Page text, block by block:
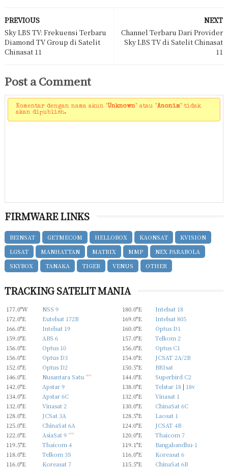
NEXT
Channel Terbaru Dari Provider
Sky LBS TV di Satelit Chinasat
11
PREVIOUS
Sky LBS TV: Frekuensi Terbaru
Diamond TV Group di Satelit
Chinasat 11
Post a Comment
Komentar dengan nama akun " Unknown" atau " Anonim" tidak
akan dipublish.
FIRMWARE LINKS
BEINSAT GETMECOM HELLOBOX KAONSAT
KVISION
LGSAT
MANHATTAN MATRIX MMP
NEX PARABOLA
SKYBOX
TANAKA TIGER VENUS OTHER
TRACKING SATELIT MANIA
177.0°W NSS 9 180.0°E
Intelsat 18
172.0°E
Eutelsat 172B 169.0°E
Intelsat 805
166.0°E
Intelsat 19 160.0°E
Optus D1
159.0°E
ABS 6 157.0°E
Telkom 2
156.0°E
Optus 10 156.0°E
Optus C1
156.0°E
Optus D3 154.0°E
JCSAT 2A/2B
152.0°E
Optus D2 150.5°E
BRIsat
146.0°E
Nusantara Satu new 144.0°E
Superbird C2
142.0°E
Apstar 9 138.0°E Telstar 18| 18v
134.0°E
Apstar 6C 132.0°E
Vinasat 1
132.0°E
Vinasat 2 130.0°E
ChinaSat 6C
128.0°E
JCSat 3A 128.5°E
Laosat 1
125.0°E
ChinaSat 6A 124.0°E
JCSAT 4B
122.0°E
AsiaSat 9 new 120.0°E
Thaicom 7
119.5°E
Thaicom 4 119.1°E
Bangabandhu-1
118.0°E
Telkom 3S 116.0°E
Koreasat 6
116.0°E
Koreasat 7 115.5°E
ChinaSat 6B